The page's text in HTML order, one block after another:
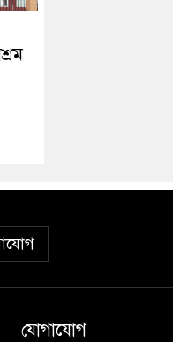
যোগাযোগ